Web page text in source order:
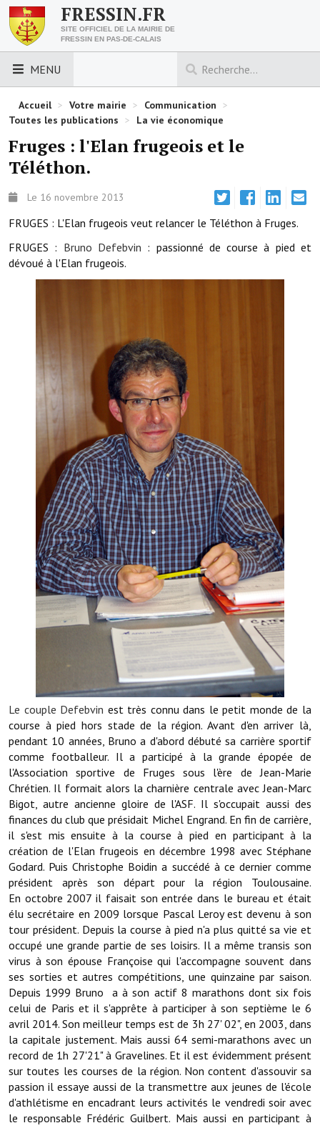
FRESSIN.FR
SITE OFFICIEL DE LA MAIRIE DE
FRESSIN EN PAS-DE-CALAIS
MENU
LES ESSENTIELS
Découvrez Fressin
Venir à Fressin
Urbanisme
Nous contacter
Horaires de la mairie
Les foulées fressinoises
Démarches administratives
Projets et travaux en cours
Fêtes et manifestations
Numéros d'urgence
Terrains et maisons à vendre
VOTRE MAIRIE
Elus et agents
L'équipe municipale
Le personnel municipal
Les moyens financiers
Note de synthèse financière
Rapport d'orientation budgétaire
Actions et projets
Projets et travaux en cours
Procès verbaux des conseils municipaux
Communication
Le bulletin municipal : Fressinfo & Le Fressinois
Toutes les publications
Le village dans l'intercommunalité
Communauté de communes
Autres groupements
Les réseaux partenaires
L'association des maires
L'office de tourisme
Le conseil départemental
VILLE PRATIQUE
Services publics intercommunaux
Accueil > Votre mairie > Communication >
Toutes les publications > La vie économique
Fruges : l'Elan frugeois et le
Téléthon.
Le 16 novembre 2013
FRUGES : L'Elan frugeois veut relancer le Téléthon à Fruges.
FRUGES : Bruno Defebvin : passionné de course à pied et
dévoué à l'Elan frugeois.
Le couple Defebvin est très connu dans le petit monde de la
course à pied hors stade de la région. Avant d'en arriver là,
pendant 10 années, Bruno a d'abord débuté sa carrière sportif
comme footballeur. Il a participé à la grande épopée de
l'Association sportive de Fruges sous l'ère de Jean-Marie
Chrétien. Il formait alors la charnière centrale avec Jean-Marc
Bigot, autre ancienne gloire de l'ASF. Il s'occupait aussi des
finances du club que présidait Michel Engrand. En fin de carrière,
il s'est mis ensuite à la course à pied en participant à la
création de l'Elan frugeois en décembre 1998 avec Stéphane
Godard. Puis Christophe Boidin a succédé à ce dernier comme
président après son départ pour la région Toulousaine.
En octobre 2007 il faisait son entrée dans le bureau et était
élu secrétaire en 2009 lorsque Pascal Leroy est devenu à son
tour président. Depuis la course à pied n'a plus quitté sa vie et
occupé une grande partie de ses loisirs. Il a même transis son
virus à son épouse Françoise qui l'accompagne souvent dans
ses sorties et autres compétitions, une quinzaine par saison.
Depuis 1999 Bruno a à son actif 8 marathons dont six fois
celui de Paris et il s'apprête à participer à son septième le 6
avril 2014. Son meilleur temps est de 3h 27' 02", en 2003, dans
la capitale justement. Mais aussi 64 semi-marathons avec un
record de 1h 27'21" à Gravelines. Et il est évidemment présent
sur toutes les courses de la région. Non content d'assouvir sa
passion il essaye aussi de la transmettre aux jeunes de l'école
d'athlétisme en encadrant leurs activités le vendredi soir avec
le responsable Frédéric Guilbert. Mais aussi en participant à